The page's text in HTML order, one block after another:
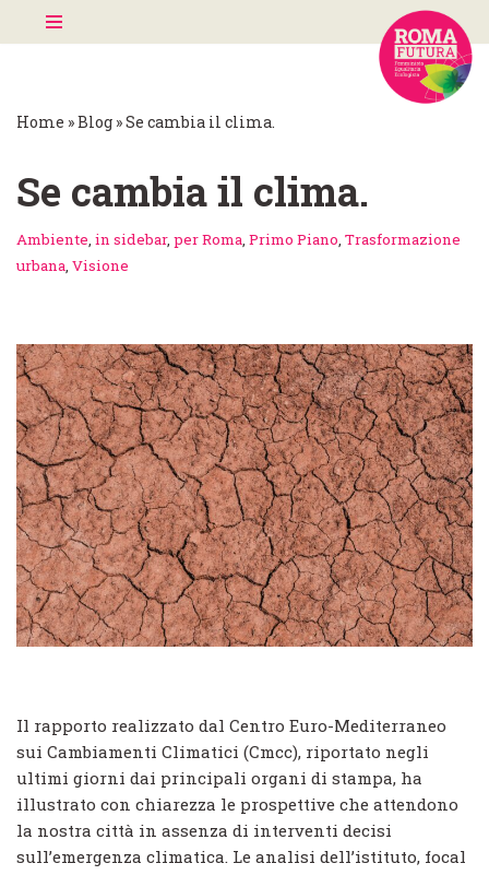
contenuto
Home »Blog »Se cambia il clima.
Se cambia il clima.
Ambiente, in sidebar, per Roma, Primo Piano, Trasformazione
urbana, Visione
Il rapporto realizzato dal Centro Euro-Mediterraneo
sui Cambiamenti Climatici (Cmcc), riportato negli
ultimi giorni dai principali organi di stampa, ha
illustrato con chiarezza le prospettive che attendono
la nostra città in assenza di interventi decisi
sull’emergenza climatica. Le analisi dell’istituto, focal